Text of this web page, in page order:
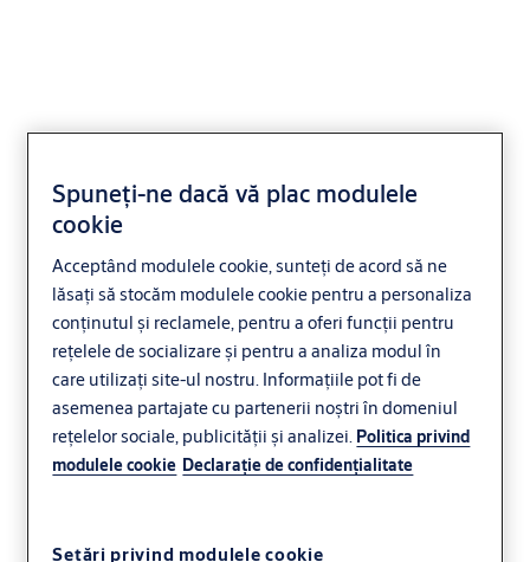
Cilindru europrofil
dublu CYS00
Rezidențial
Spuneți-ne dacă vă plac modulele
cookie
Acceptând modulele cookie, sunteți de acord să ne
lăsați să stocăm modulele cookie pentru a personaliza
conținutul și reclamele, pentru a oferi funcții pentru
rețelele de socializare și pentru a analiza modul în
care utilizați site-ul nostru. Informațiile pot fi de
asemenea partajate cu partenerii noștri în domeniul
rețelelor sociale, publicității și analizei. Politica privind
modulele cookie Declaraţie de confidenţialitate
Setări privind modulele cookie